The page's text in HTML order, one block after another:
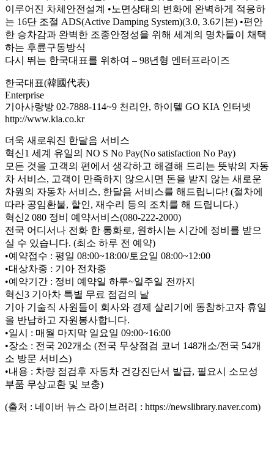
이루어진 차체안전설계 •노면상태의 변화에 완벽하게 적응하
는 16단 조절 ADS(Active Damping System)(3.0, 3.6기본) •편안
한 승차감과 완벽한 조종안정성을 위해 세계의 명차들이 채택
하는 후륜구동방식
다시 뛰는 한국대표를 위하여 – 98년형 엔터프라이즈
한국대표(韓國代表)
Enterprise
기아사랑방 02-7888-114~9 천리안, 하이텔 GO KIA 인터넷
http://www.kia.co.kr
더욱 새로워진 한달음 서비스
혁신1 세계 유일의 NO S No Pay(No satisfaction No Pay)
모든 것을 고객의 편에서 생각하고 해결해 드리는 뜻밖의 자동
차 서비스, 고객이 만족하지 않으시면 돈을 받지 않는 새로운
차원의 자동차 서비스, 한달음 서비스를 해드립니다! (절차에
따라 공임환불, 할인, 재수리 등의 조치를 해 드립니다.)
혁신2 080 정비 예약서비스(080-222-2000)
전국 어디서나 전화 한 통화로, 원하시는 시간에 정비를 받으
실 수 있습니다. (최소 하루 전 예약)
•예약접수 : 평일 08:00~18:00/토요일 08:00~12:00
•대상차종 : 기아 전차종
•예약기간 : 정비 예약일 하루~일주일 전까지
혁신3 기아차 특별 무료 점검의 날
기아 기술직 사원들이 회사와 경제 살리기에 동참하고자 휴일
을 반납하고 자원봉사합니다.
•일시 : 매월 마지막 일요일 09:00~16:00
•장소 : 전국 202개소 (전국 무상점검 코너 148개소/전국 54개
소 방문 서비스)
•내용 : 차량 점검후 자동차 건강진단서 발급, 필요시 소모성
부품 무상교환 및 보충)
(출처 : 네이버 뉴스 라이브러리 : https://newslibrary.naver.com)